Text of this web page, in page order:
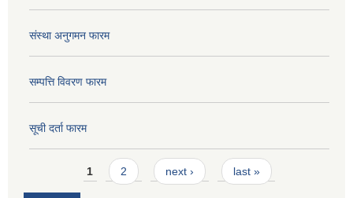
संस्था अनुगमन फारम
सम्पत्ति विवरण फारम
सूची दर्ता फारम
Pages1 2 next › last »